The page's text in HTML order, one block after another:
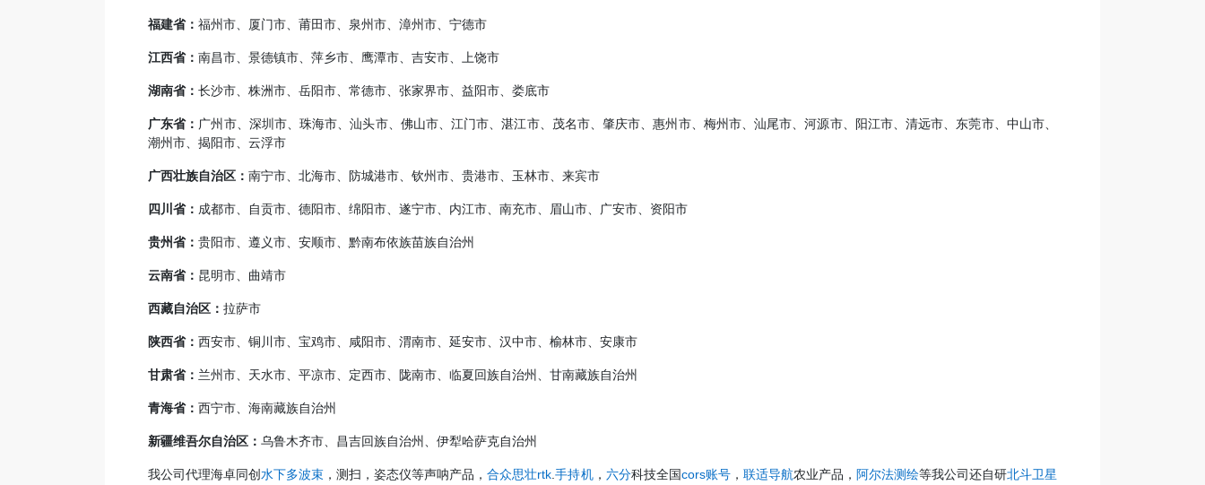
福建省： 福州市、厦门市、莆田市、泉州市、漳州市、宁德市
江西省： 南昌市、景德镇市、萍乡市、鹰潭市、吉安市、上饶市
湖南省： 长沙市、株洲市、岳阳市、常德市、张家界市、益阳市、娄底市
广东省： 广州市、深圳市、珠海市、汕头市、佛山市、江门市、湛江市、茂名市、肇庆市、惠州市、梅州市、汕尾市、河源市、阳江市、清远市、东莞市、中山市、
潮州市、揭阳市、云浮市
广西壮族自治区： 南宁市、北海市、防城港市、钦州市、贵港市、玉林市、来宾市
四川省： 成都市、自贡市、德阳市、绵阳市、遂宁市、内江市、南充市、眉山市、广安市、资阳市
贵州省： 贵阳市、遵义市、安顺市、黔南布依族苗族自治州
云南省： 昆明市、曲靖市
西藏自治区： 拉萨市
陕西省： 西安市、铜川市、宝鸡市、咸阳市、渭南市、延安市、汉中市、榆林市、安康市
甘肃省： 兰州市、天水市、平凉市、定西市、陇南市、临夏回族自治州、甘南藏族自治州
青海省： 西宁市、海南藏族自治州
新疆维吾尔自治区： 乌鲁木齐市、昌吉回族自治州、伊犁哈萨克自治州
我公司代理海卓同创水下多波束 ，测扫，姿态仪等声呐产品，合众思壮rtk .手持机， 六分科技全国cors账号， 联适导航农业产品， 阿尔法测绘等我公司还自研北斗卫星